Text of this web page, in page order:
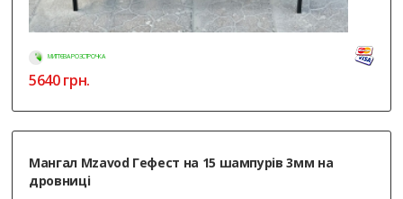
МИТТЄВА РОЗСТРОЧКА
5640грн.
Мангал Mzavod Гефест на 15 шампурів 3мм на
дровниці